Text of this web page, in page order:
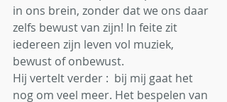
in ons brein, zonder dat we ons daar
zelfs bewust van zijn! In feite zit
iedereen zijn leven vol muziek,
bewust of onbewust.
Hij vertelt verder :  bij mij gaat het
nog om veel meer. Het bespelen van